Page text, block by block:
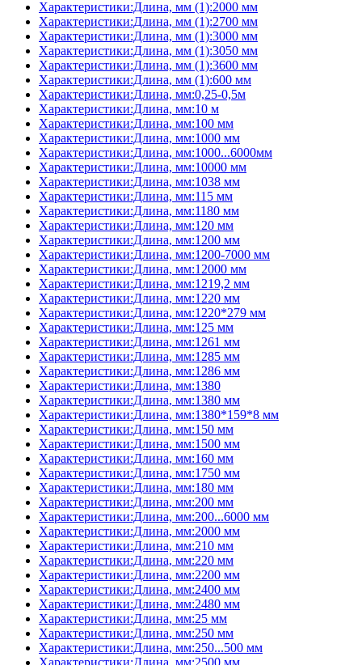
Характеристики:Длина, мм (1):2000 мм
Характеристики:Длина, мм (1):2700 мм
Характеристики:Длина, мм (1):3000 мм
Характеристики:Длина, мм (1):3050 мм
Характеристики:Длина, мм (1):3600 мм
Характеристики:Длина, мм (1):600 мм
Характеристики:Длина, мм:0,25-0,5м
Характеристики:Длина, мм:10 м
Характеристики:Длина, мм:100 мм
Характеристики:Длина, мм:1000 мм
Характеристики:Длина, мм:1000...6000мм
Характеристики:Длина, мм:10000 мм
Характеристики:Длина, мм:1038 мм
Характеристики:Длина, мм:115 мм
Характеристики:Длина, мм:1180 мм
Характеристики:Длина, мм:120 мм
Характеристики:Длина, мм:1200 мм
Характеристики:Длина, мм:1200-7000 мм
Характеристики:Длина, мм:12000 мм
Характеристики:Длина, мм:1219,2 мм
Характеристики:Длина, мм:1220 мм
Характеристики:Длина, мм:1220*279 мм
Характеристики:Длина, мм:125 мм
Характеристики:Длина, мм:1261 мм
Характеристики:Длина, мм:1285 мм
Характеристики:Длина, мм:1286 мм
Характеристики:Длина, мм:1380
Характеристики:Длина, мм:1380 мм
Характеристики:Длина, мм:1380*159*8 мм
Характеристики:Длина, мм:150 мм
Характеристики:Длина, мм:1500 мм
Характеристики:Длина, мм:160 мм
Характеристики:Длина, мм:1750 мм
Характеристики:Длина, мм:180 мм
Характеристики:Длина, мм:200 мм
Характеристики:Длина, мм:200...6000 мм
Характеристики:Длина, мм:2000 мм
Характеристики:Длина, мм:210 мм
Характеристики:Длина, мм:220 мм
Характеристики:Длина, мм:2200 мм
Характеристики:Длина, мм:2400 мм
Характеристики:Длина, мм:2480 мм
Характеристики:Длина, мм:25 мм
Характеристики:Длина, мм:250 мм
Характеристики:Длина, мм:250...500 мм
Характеристики:Длина, мм:2500 мм